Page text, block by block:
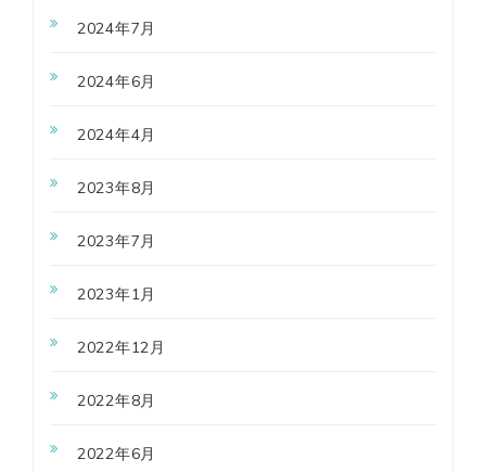
2024年7月
2024年6月
2024年4月
2023年8月
2023年7月
2023年1月
2022年12月
2022年8月
2022年6月